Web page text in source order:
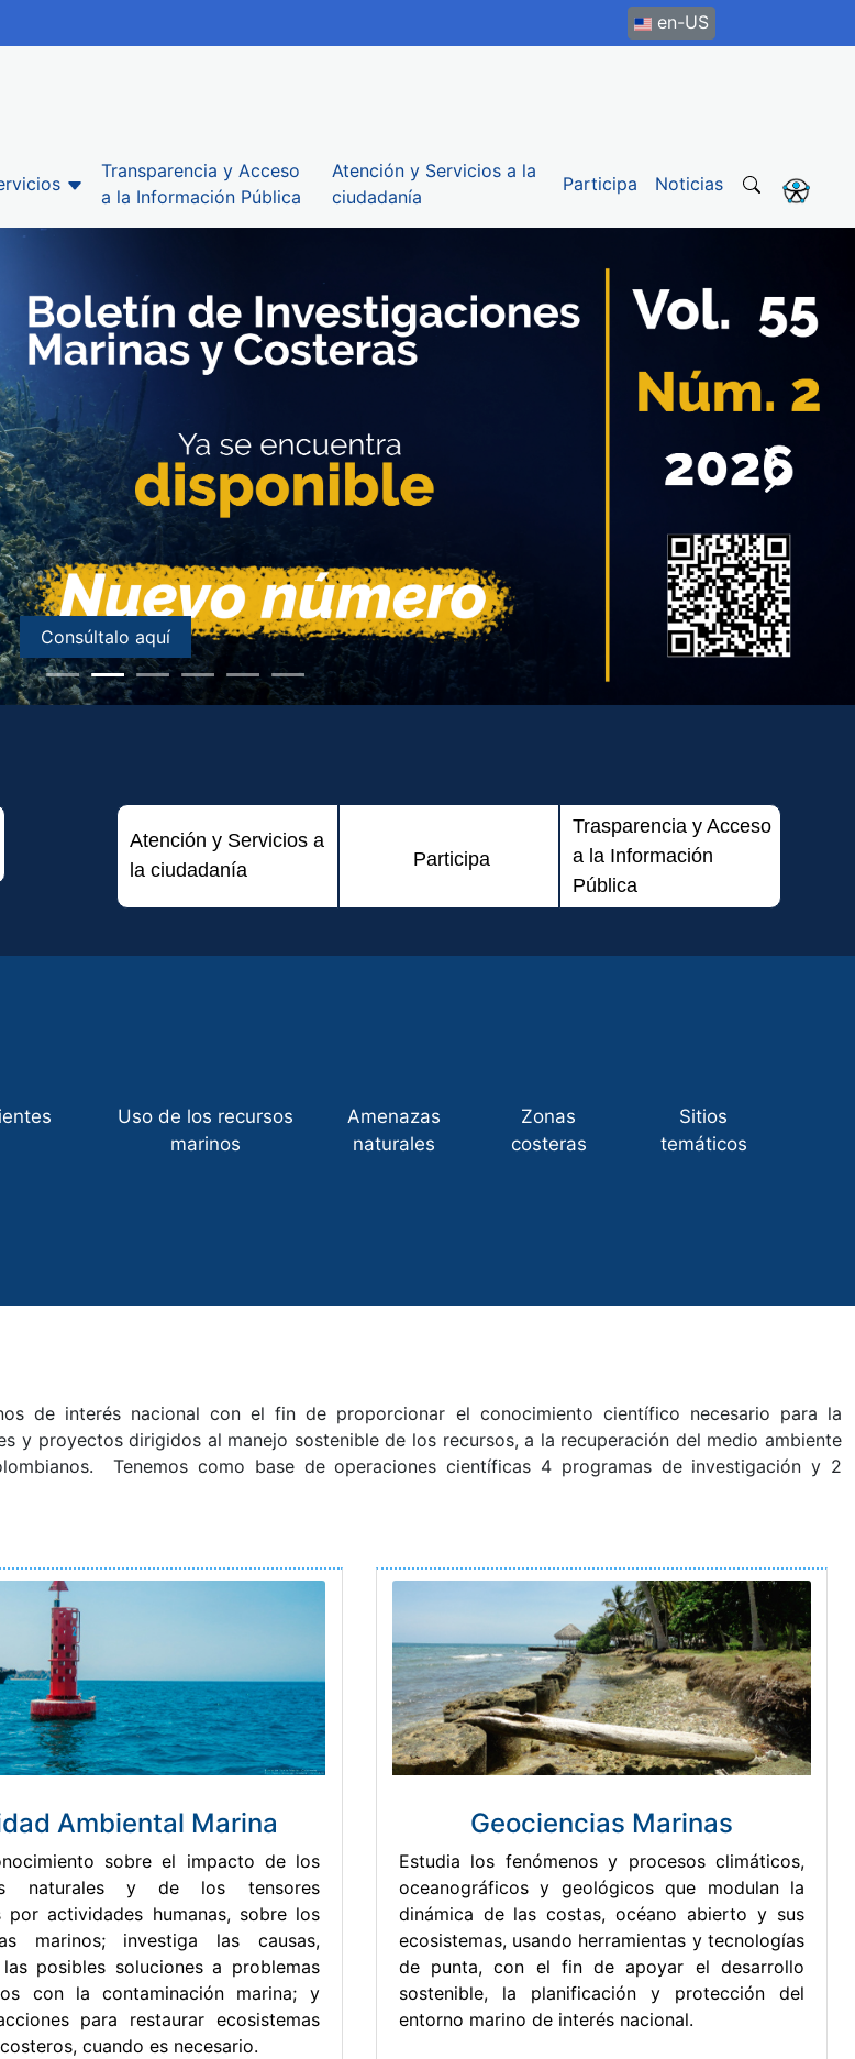
en-US
Transparencia y Acceso
a la Información Pública
Atención y Servicios a la
ciudadanía
Participa Noticias
Consúltalo aquí
Atención y Servicios a
la ciudadanía
Participa
Trasparencia y Acceso
a la Información
Pública
Uso de los recursos
marinos
Amenazas
naturales
Zonas
costeras
Sitios
temáticos
de interés nacional con el fin de proporcionar el conocimiento científico necesario para la
y proyectos dirigidos al manejo sostenible de los recursos, a la recuperación del medio ambiente
Tenemos como base de operaciones científicas 4 programas de investigación y 2
Ambiental Marina
sobre el impacto de los
naturales y de los tensores
por actividades humanas, sobre los
marinos; investiga las causas,
posibles soluciones a problemas
con la contaminación marina; y
para restaurar ecosistemas
cuando es necesario.
Geociencias Marinas
Estudia los fenómenos y procesos climáticos,
oceanográficos y geológicos que modulan la
dinámica de las costas, océano abierto y sus
ecosistemas, usando herramientas y tecnologías
de punta, con el fin de apoyar el desarrollo
sostenible, la planificación y protección del
entorno marino de interés nacional.